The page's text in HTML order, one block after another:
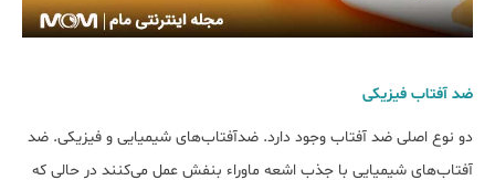
ضد آفتاب فیزیکی
دو نوع اصلی ضد آفتاب وجود دارد. ضدآفتاب‌های شیمیایی و فیزیکی. ضد
آفتاب‌های شیمیایی با جذب اشعه ماوراء بنفش عمل می‌کنند در حالی که